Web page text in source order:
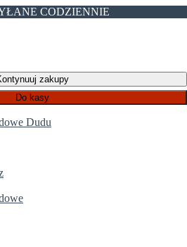
CODZIENNIE
zakupy
Do kasy
Dudu